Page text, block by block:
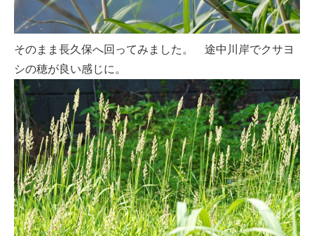
そのまま長久保へ回ってみました。 途中川岸でクサヨ
シの穂が良い感じに。